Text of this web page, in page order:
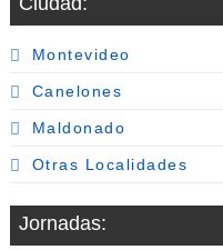
Montevideo
Canelones
Maldonado
Otras Localidades
Jornadas: